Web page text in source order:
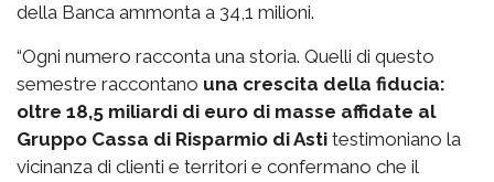
della Banca ammonta a 34,1 milioni.
“Ogni numero racconta una storia. Quelli di questo
semestre raccontano una crescita della fiducia:
oltre 18,5 miliardi di euro di masse affidate al
Gruppo Cassa di Risparmio di Asti testimoniano la
vicinanza di clienti e territori e confermano che il